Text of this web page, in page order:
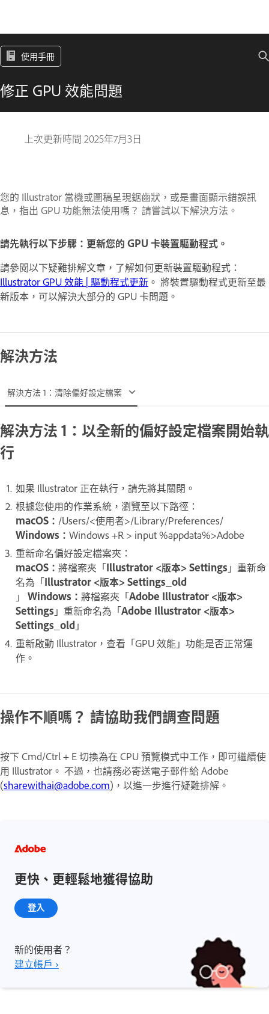
使用手冊
修正 GPU 效能問題
上次更新時間 2025年7月3日
您的 Illustrator 當機或圖稿呈現鋸齒狀，或是畫面顯示錯誤訊
息，指出 GPU 功能無法使用嗎？ 請嘗試以下解決方法。
請先執行以下步驟： 更新您的 GPU 卡裝置驅動程式。
請參閱以下疑難排解文章，了解如何更新裝置驅動程式：
Illustrator GPU 效能 | 驅動程式更新 。 將裝置驅動程式更新至最
新版本，可以解決大部分的 GPU 卡問題。
解決方法
解決方法 1：清除偏好設定檔案
解決方法 1：以全新的偏好設定檔案開始執
行
如果 Illustrator 正在執行，請先將其關閉。
根據您使用的作業系統，瀏覽至以下路徑：
macOS： /Users/<使用者>/Library/Preferences/
Windows： Windows +R > input %appdata%>Adobe
重新命名偏好設定檔案夾：
macOS： 將檔案夾「Illustrator <版本> Settings 」重新命
名為「Illustrator <版本> Settings_old
」 Windows： 將檔案夾「Adobe Illustrator <版本>
Settings 」重新命名為「Adobe Illustrator <版本>
Settings_old」
重新啟動 Illustrator，查看「GPU 效能」功能是否正常運
作。
操作不順嗎？ 請協助我們調查問題
按下 Cmd/Ctrl + E 切換為在 CPU 預覽模式中工作，即可繼續使
用 Illustrator。 不過，也請務必寄送電子郵件給 Adobe
(sharewithai@adobe.com)，以進一步進行疑難排解。
更快、更輕鬆地獲得協助
登入
新的使用者？
建立帳戶 ›